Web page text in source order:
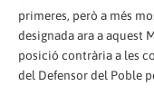
primeres, però a més
designada ara a aquest
posició contrària a les
del Defensor del Poble